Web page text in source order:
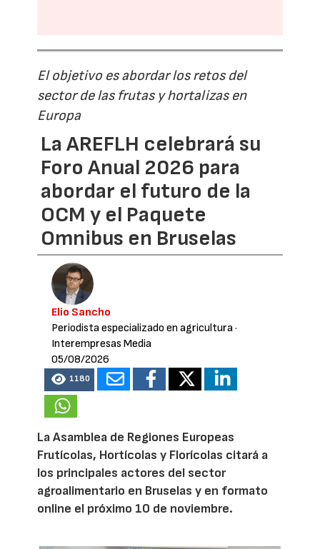
El objetivo es abordar los retos del
sector de las frutas y hortalizas en
Europa
La AREFLH celebrará su
Foro Anual 2026 para
abordar el futuro de la
OCM y el Paquete
Omnibus en Bruselas
Elio Sancho
Periodista especializado en agricultura·
Interempresas Media
05/08/2026
1180
La Asamblea de Regiones Europeas
Frutícolas, Hortícolas y Florícolas citará a
los principales actores del sector
agroalimentario en Bruselas y en formato
online el próximo 10 de noviembre.